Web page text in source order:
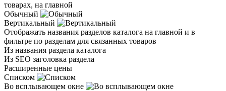
товарах, на главной
Обычный
Вертикальный
Отображать названия разделов каталога на главной и в
фильтре по разделам для связанных товаров
Из названия раздела каталога
Из SEO заголовка раздела
Расширенные цены
Списком
Во всплывающем окне